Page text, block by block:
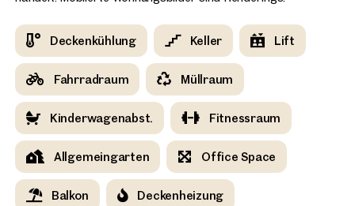
Deckenkühlung Keller Lift
Fahrradraum Müllraum
Kinderwagenabst. Fitnessraum
Allgemeingarten Office Space
Balkon Deckenheizung